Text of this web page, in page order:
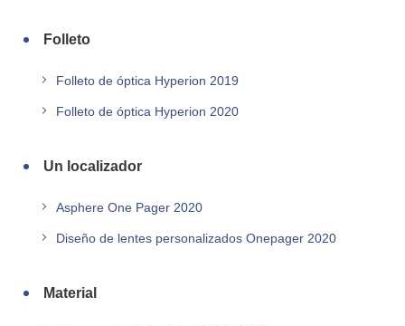
Folleto
Folleto de óptica Hyperion 2019
Folleto de óptica Hyperion 2020
Un localizador
Asphere One Pager 2020
Diseño de lentes personalizados Onepager 2020
Material